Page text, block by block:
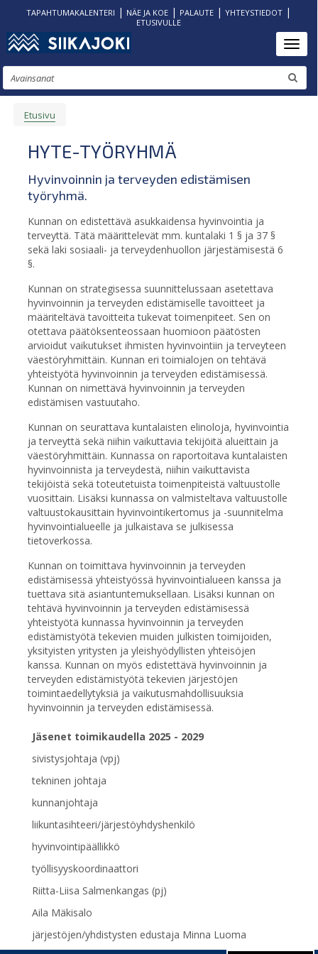
Hyppää
pääsisältöön
TAPAHTUMAKALENTERI | NÄE JA KOE| PALAUTE| YHTEYSTIEDOT|
ETUSIVULLE
Etsi
MURUPOLKU
Etusivu
HYTE-TYÖRYHMÄ
Hyvinvoinnin ja terveyden edistämisen
työryhmä.
Kunnan on edistettävä asukkaidensa hyvinvointia ja
terveyttä. Tätä määrittelevät mm. kuntalaki 1 § ja 37 §
sekä laki sosiaali- ja terveydenhuollon järjestämisestä 6
§.
Kunnan on strategisessa suunnittelussaan asetettava
hyvinvoinnin ja terveyden edistämiselle tavoitteet ja
määriteltävä tavoitteita tukevat toimenpiteet. Sen on
otettava päätöksenteossaan huomioon päätösten
arvioidut vaikutukset ihmisten hyvinvointiin ja terveyteen
väestöryhmittäin. Kunnan eri toimialojen on tehtävä
yhteistyötä hyvinvoinnin ja terveyden edistämisessä.
Kunnan on nimettävä hyvinvoinnin ja terveyden
edistämisen vastuutaho.
Kunnan on seurattava kuntalaisten elinoloja, hyvinvointia
ja terveyttä sekä niihin vaikuttavia tekijöitä alueittain ja
väestöryhmittäin. Kunnassa on raportoitava kuntalaisten
hyvinvoinnista ja terveydestä, niihin vaikuttavista
tekijöistä sekä toteutetuista toimenpiteistä valtuustolle
vuosittain. Lisäksi kunnassa on valmisteltava valtuustolle
valtuustokausittain hyvinvointikertomus ja -suunnitelma
hyvinvointialueelle ja julkaistava se julkisessa
tietoverkossa.
Kunnan on toimittava hyvinvoinnin ja terveyden
edistämisessä yhteistyössä hyvinvointialueen kanssa ja
tuettava sitä asiantuntemuksellaan. Lisäksi kunnan on
tehtävä hyvinvoinnin ja terveyden edistämisessä
yhteistyötä kunnassa hyvinvoinnin ja terveyden
edistämistyötä tekevien muiden julkisten toimijoiden,
yksityisten yritysten ja yleishyödyllisten yhteisöjen
kanssa. Kunnan on myös edistettävä hyvinvoinnin ja
terveyden edistämistyötä tekevien järjestöjen
toimintaedellytyksiä ja vaikutusmahdollisuuksia
hyvinvoinnin ja terveyden edistämisessä.
Jäsenet toimikaudella 2025 - 2029
sivistysjohtaja (vpj)
tekninen johtaja
kunnanjohtaja
liikuntasihteeri/järjestöyhdyshenkilö
hyvinvointipäällikkö
työllisyyskoordinaattori
Riitta-Liisa Salmenkangas (pj)
Aila Mäkisalo
järjestöjen/yhdistysten edustaja Minna Luoma